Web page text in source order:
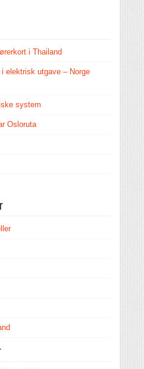
i Thailand
elektrisk utgave – Norge
system
Osloruta